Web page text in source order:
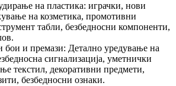
на пластика: играчки, нови
на козметика, промотивни
табли, безбедносни компоненти,
бои и премази: Детално уредување на
сигнализација, уметнички
текстил, декоративни предмети,
безбедносни ознаки.